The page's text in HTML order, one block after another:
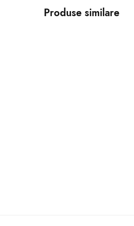
Produse similare